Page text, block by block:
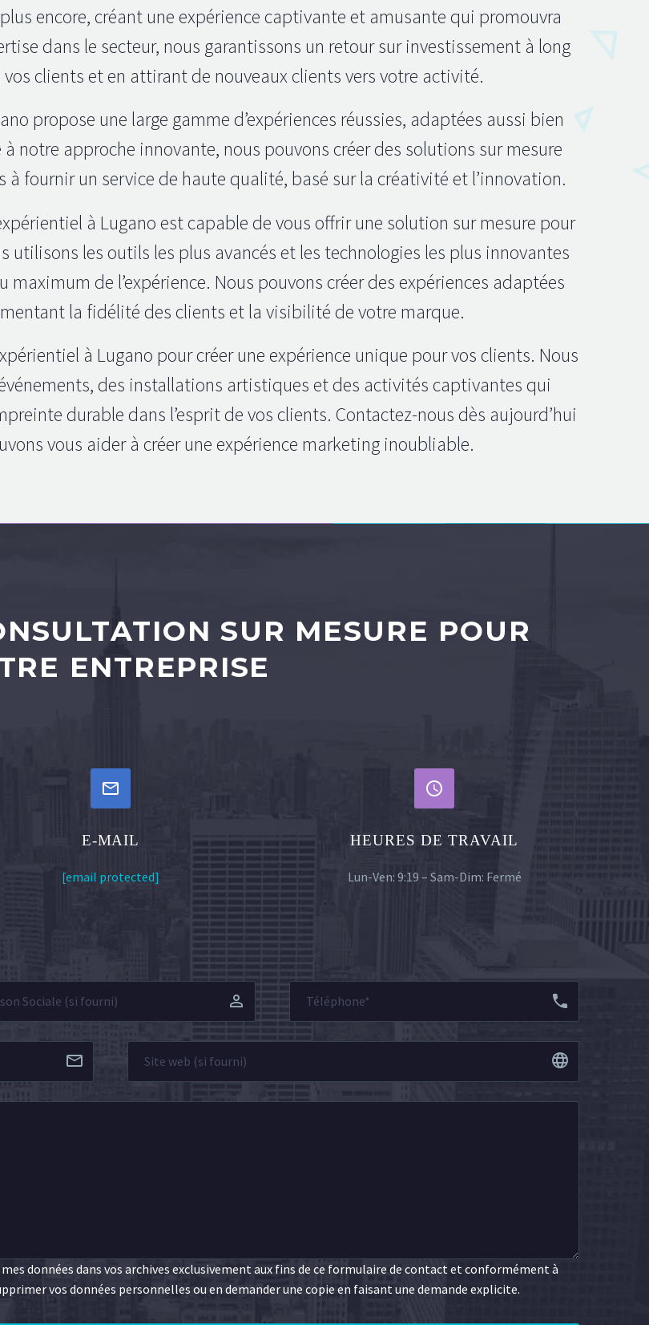
encore, créant une expérience captivante et amusante qui promouvra
dans le secteur, nous garantissons un retour sur investissement à long
clients et en attirant de nouveaux clients vers votre activité.
propose une large gamme d’expériences réussies, adaptées aussi bien
notre approche innovante, nous pouvons créer des solutions sur mesure
à fournir un service de haute qualité, basé sur la créativité et l’innovation.
à Lugano est capable de vous offrir une solution sur mesure pour
utilisons les outils les plus avancés et les technologies les plus innovantes
de l’expérience. Nous pouvons créer des expériences adaptées
la fidélité des clients et la visibilité de votre marque.
à Lugano pour créer une expérience unique pour vos clients. Nous
des installations artistiques et des activités captivantes qui
durable dans l’esprit de vos clients. Contactez-nous dès aujourd’hui
vous aider à créer une expérience marketing inoubliable.
SUR MESURE POUR
ENTREPRISE


E-MAIL
[email protected]


HEURES DE TRAVAIL
Lun-Ven: 9:19 – Sam-Dim: Fermé
données dans vos archives exclusivement aux fins de ce formulaire de contact et conformément à
vos données personnelles ou en demander une copie en faisant une demande explicite.